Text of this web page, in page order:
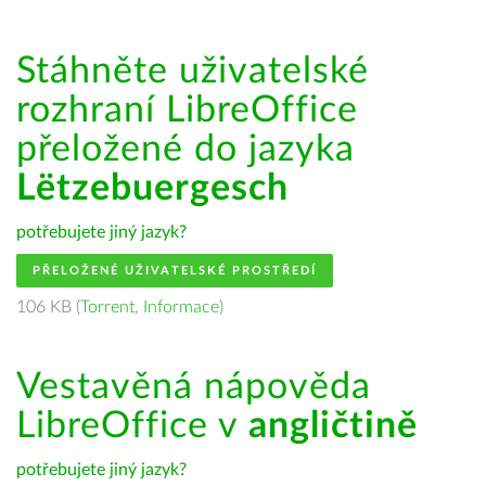
Stáhněte uživatelské
rozhraní LibreOffice
přeložené do jazyka
Lëtzebuergesch
potřebujete jiný jazyk?
PŘELOŽENÉ UŽIVATELSKÉ PROSTŘEDÍ
106 KB (Torrent, Informace)
Vestavěná nápověda
LibreOffice v angličtině
potřebujete jiný jazyk?